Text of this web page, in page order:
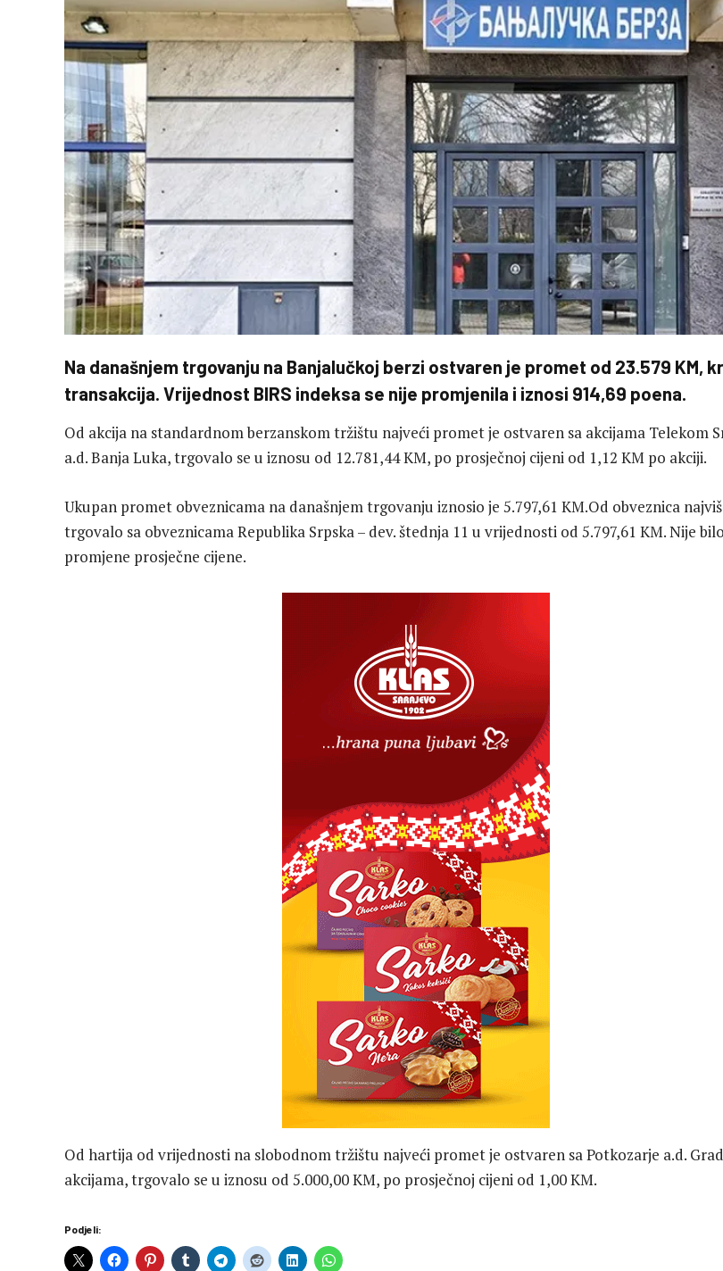
Na današnjem trgovanju na Banjalučkoj berzi ostvaren je promet od 23.579 KM,
transakcija. Vrijednost BIRS indeksa se nije promjenila i iznosi 914,69 poena.
Od akcija na standardnom berzanskom tržištu najveći promet je ostvaren sa akcijama Telekom
a.d. Banja Luka, trgovalo se u iznosu od 12.781,44 KM, po prosječnoj cijeni od 1,12 KM po akciji.
Ukupan promet obveznicama na današnjem trgovanju iznosio je 5.797,61 KM.Od obveznica
trgovalo sa obveznicama Republika Srpska – dev. štednja 11 u vrijednosti od 5.797,61 KM. Nije bilo
promjene prosječne cijene.
Od hartija od vrijednosti na slobodnom tržištu najveći promet je ostvaren sa Potkozarje a.d.
akcijama, trgovalo se u iznosu od 5.000,00 KM, po prosječnoj cijeni od 1,00 KM.
Podjeli: